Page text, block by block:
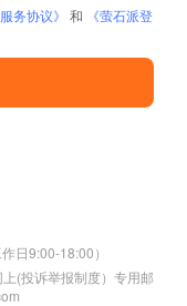
务协议》 和
《萤石派登
日9:00-18:00）
(投诉举报制度）专用邮